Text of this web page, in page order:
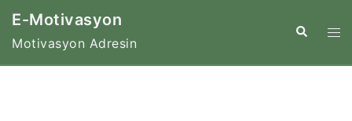
İçeriğe
E-Motivasyon
Motivasyon Adresin
Search